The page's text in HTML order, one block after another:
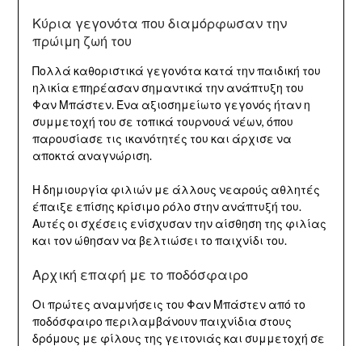
Κύρια γεγονότα που διαμόρφωσαν την
πρώιμη ζωή του
Πολλά καθοριστικά γεγονότα κατά την παιδική του
ηλικία επηρέασαν σημαντικά την ανάπτυξη του
Φαν Μπάστεν. Ένα αξιοσημείωτο γεγονός ήταν η
συμμετοχή του σε τοπικά τουρνουά νέων, όπου
παρουσίασε τις ικανότητές του και άρχισε να
αποκτά αναγνώριση.
Η δημιουργία φιλιών με άλλους νεαρούς αθλητές
έπαιξε επίσης κρίσιμο ρόλο στην ανάπτυξή του.
Αυτές οι σχέσεις ενίσχυσαν την αίσθηση της φιλίας
και τον ώθησαν να βελτιώσει το παιχνίδι του.
Αρχική επαφή με το ποδόσφαιρο
Οι πρώτες αναμνήσεις του Φαν Μπάστεν από το
ποδόσφαιρο περιλαμβάνουν παιχνίδια στους
δρόμους με φίλους της γειτονιάς και συμμετοχή σε